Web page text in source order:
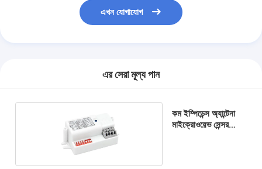
এখন যোগাযোগ
এর সেরা মূল্য পান
কম ইম্পিডেন্স অ্যান্টেনা
মাইক্রোওয়েভ সেন্সর